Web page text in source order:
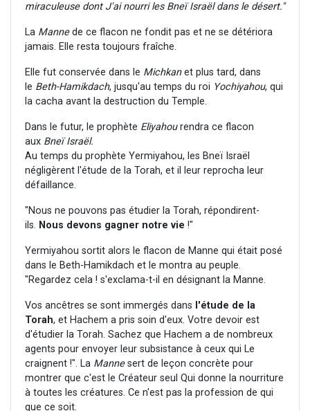
miraculeuse dont J'ai nourri les Bneï Israël dans le désert."
La Mannede ce flacon ne fondit pas et ne se détériora
jamais. Elle resta toujours fraîche.
Elle fut conservée dans le Michkanet plus tard, dans
le Beth-Hamikdach, jusqu'au temps du roi Yochiyahou, qui
la cacha avant la destruction du Temple.
Dans le futur, le prophète Eliyahourendra ce flacon
aux Bneï Israël.
Au temps du prophète Yermiyahou, les Bneï Israël
négligèrent l'étude de la Torah, et il leur reprocha leur
défaillance.
"Nous ne pouvons pas étudier la Torah, répondirent-
ils. Nous devons gagner notre vie !"
Yermiyahou sortit alors le flacon de Manne qui était posé
dans le Beth-Hamikdach et le montra au peuple.
"Regardez cela ! s'exclama-t-il en désignant la Manne.
Vos ancêtres se sont immergés dans l'étude de la
Torah, et Hachem a pris soin d'eux. Votre devoir est
d'étudier la Torah. Sachez que Hachem a de nombreux
agents pour envoyer leur subsistance à ceux qui Le
craignent !". La Mannesert de leçon concrète pour
montrer que c'est le Créateur seul Qui donne la nourriture
à toutes les créatures. Ce n'est pas la profession de qui
que ce soit.